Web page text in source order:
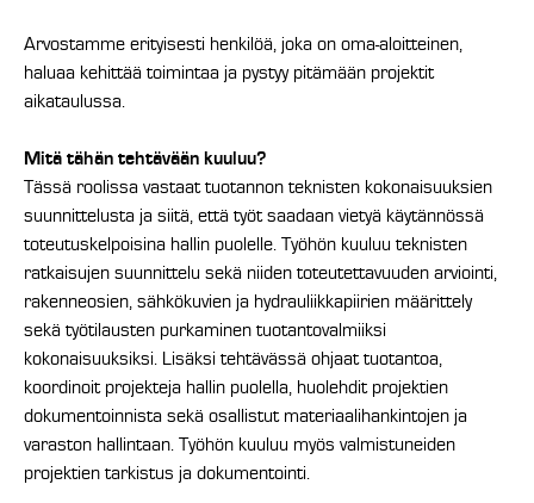
Arvostamme erityisesti henkilöä, joka on oma-aloitteinen,
haluaa kehittää toimintaa ja pystyy pitämään projektit
aikataulussa.
Mitä tähän tehtävään kuuluu?
Tässä roolissa vastaat tuotannon teknisten kokonaisuuksien
suunnittelusta ja siitä, että työt saadaan vietyä käytännössä
toteutuskelpoisina hallin puolelle. Työhön kuuluu teknisten
ratkaisujen suunnittelu sekä niiden toteutettavuuden arviointi,
rakenneosien, sähkökuvien ja hydrauliikkapiirien määrittely
sekä työtilausten purkaminen tuotantovalmiiksi
kokonaisuuksiksi. Lisäksi tehtävässä ohjaat tuotantoa,
koordinoit projekteja hallin puolella, huolehdit projektien
dokumentoinnista sekä osallistut materiaalihankintojen ja
varaston hallintaan. Työhön kuuluu myös valmistuneiden
projektien tarkistus ja dokumentointi.